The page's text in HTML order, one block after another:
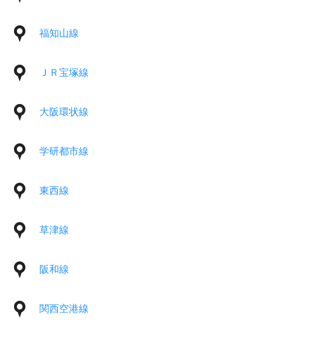
福知山線
ＪＲ宝塚線
大阪環状線
学研都市線
東西線
草津線
阪和線
関西空港線